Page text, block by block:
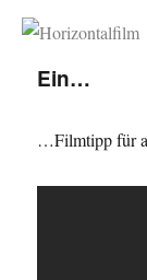
Ein…
…Filmtipp für